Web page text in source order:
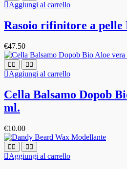
Aggiungi al carrello
Rasoio rifinitore a
€47.50
Aggiungi al carrello
Cella Balsamo Dopob
ml.
€10.00
Aggiungi al carrello